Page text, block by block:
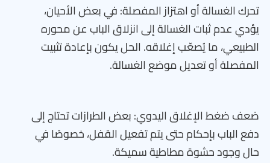
تحرك الغسالة أو اهتزاز المفصلة: في بعض الأحيان،
يؤدي عدم ثبات الغسالة إلى انزلاق الباب عن محوره
الطبيعي، ما يُصعّب إغلاقه. الحل يكون بإعادة تثبيت
المفصلة أو تعديل موضع الغسالة.
ضعف ضغط الإغلاق اليدوي: بعض الطرازات تحتاج إلى
دفع الباب بإحكام حتى يتم تفعيل القفل، خصوصًا في
حال وجود حشوة مطاطية سميكة.